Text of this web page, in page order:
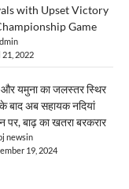
with Upset Victory
Game
2022
और यमुना का जलस्तर स्थिर
बाद अब सहायक नदियां
पर, बाढ़ का खतरा बरकरार
newsin
19, 2024